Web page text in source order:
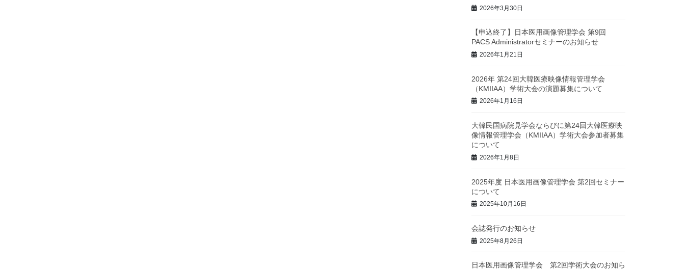
2026年3月30日
【申込終了】日本医用画像管理学会 第9回
PACS Administratorセミナーのお知らせ
2026年1月21日
2026年 第24回大韓医療映像情報管理学会
（KMIIAA）学術大会の演題募集について
2026年1月16日
大韓民国病院見学会ならびに第24回大韓医療映
像情報管理学会（KMIIAA）学術大会参加者募集
について
2026年1月8日
2025年度 日本医用画像管理学会 第2回セミナー
について
2025年10月16日
会誌発行のお知らせ
2025年8月26日
日本医用画像管理学会 第2回学術大会のお知ら